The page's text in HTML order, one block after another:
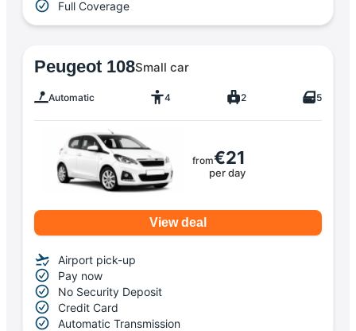
Full Coverage
Peugeot 108Small car
Automatic 4 2 5
from€21
per day
View deal
Airport pick-up
Pay now
No Security Deposit
Credit Card
Automatic Transmission